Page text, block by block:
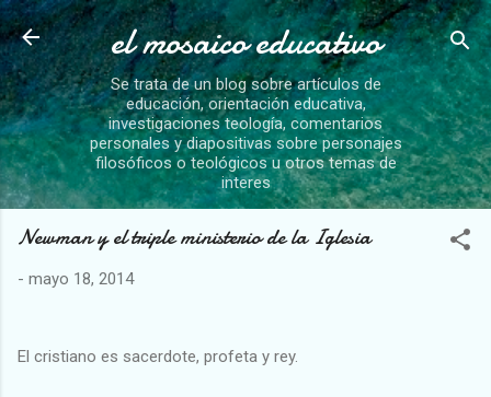
Ir al contenido principal
el mosaico educativo
Se trata de un blog sobre artículos de
educación, orientación educativa,
investigaciones teología, comentarios
personales y diapositivas sobre personajes
filosóficos o teológicos u otros temas de
interes
Newman y el triple ministerio de la Iglesia
- mayo 18, 2014
El cristiano es sacerdote, profeta y rey.